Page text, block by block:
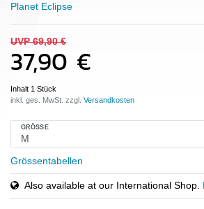
Planet Eclipse
UVP 69,90 €
37,90 €
Inhalt 1 Stück
inkl. ges. MwSt. zzgl.
GRÖSSE
Grössentabellen
Also available at our International Shop.